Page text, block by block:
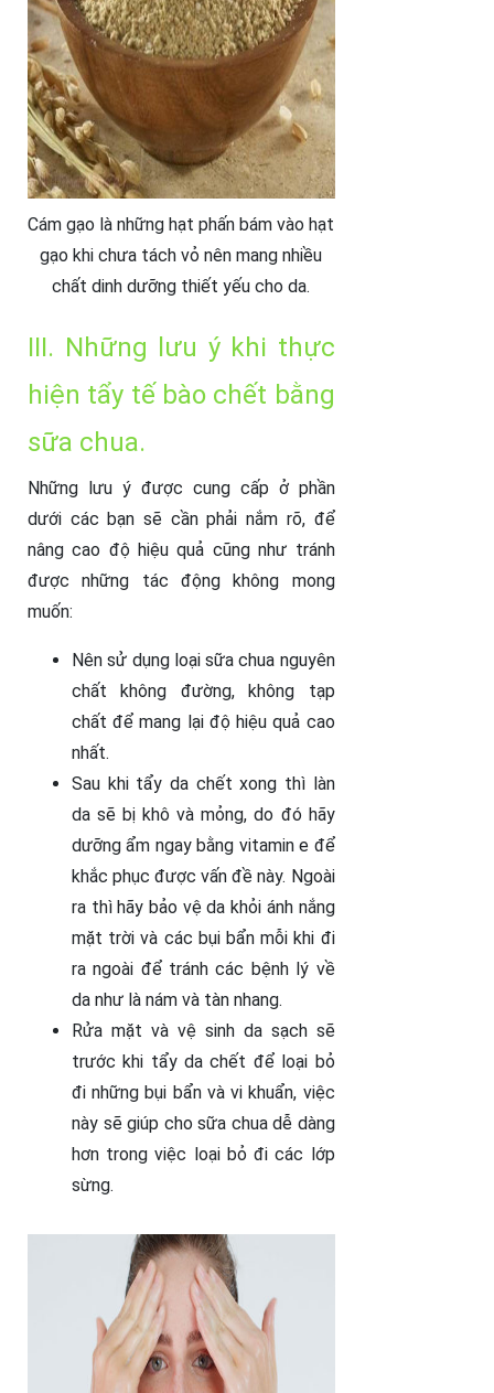
Cám gạo là những hạt phấn bám vào hạt
gạo khi chưa tách vỏ nên mang nhiều
chất dinh dưỡng thiết yếu cho da.
III. Những lưu ý khi thực
hiện tẩy tế bào chết bằng
sữa chua.
Những lưu ý được cung cấp ở phần
dưới các bạn sẽ cần phải nắm rõ, để
nâng cao độ hiệu quả cũng như tránh
được những tác động không mong
muốn:
Nên sử dụng loại sữa chua nguyên
chất không đường, không tạp
chất để mang lại độ hiệu quả cao
nhất.
Sau khi tẩy da chết xong thì làn
da sẽ bị khô và mỏng, do đó hãy
dưỡng ẩm ngay bằng vitamin e để
khắc phục được vấn đề này. Ngoài
ra thì hãy bảo vệ da khỏi ánh nắng
mặt trời và các bụi bẩn mỗi khi đi
ra ngoài để tránh các bệnh lý về
da như là nám và tàn nhang.
Rửa mặt và vệ sinh da sạch sẽ
trước khi tẩy da chết để loại bỏ
đi những bụi bẩn và vi khuẩn, việc
này sẽ giúp cho sữa chua dễ dàng
hơn trong việc loại bỏ đi các lớp
sừng.